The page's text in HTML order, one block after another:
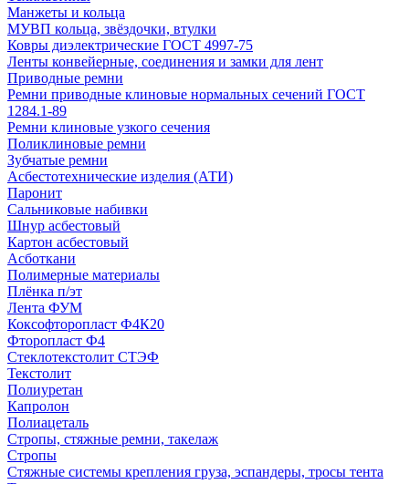
Манжеты и кольца
МУВП кольца, звёздочки, втулки
Ковры диэлектрические ГОСТ 4997-75
Ленты конвейерные, соединения и замки для лент
Приводные ремни
Ремни приводные клиновые нормальных сечений ГОСТ
1284.1-89
Ремни клиновые узкого сечения
Поликлиновые ремни
Зубчатые ремни
Асбестотехнические изделия (АТИ)
Паронит
Сальниковые набивки
Шнур асбестовый
Картон асбестовый
Асботкани
Полимерные материалы
Плёнка п/эт
Лента ФУМ
Коксофторопласт Ф4К20
Фторопласт Ф4
Стеклотекстолит СТЭФ
Текстолит
Полиуретан
Капролон
Полиацеталь
Стропы, стяжные ремни, такелаж
Стропы
Стяжные системы крепления груза, эспандеры, тросы тента